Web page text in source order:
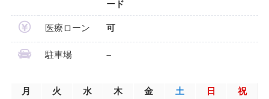
ード
医療ローン 可
駐車場 –
月 火 水 木 金 土 日 祝